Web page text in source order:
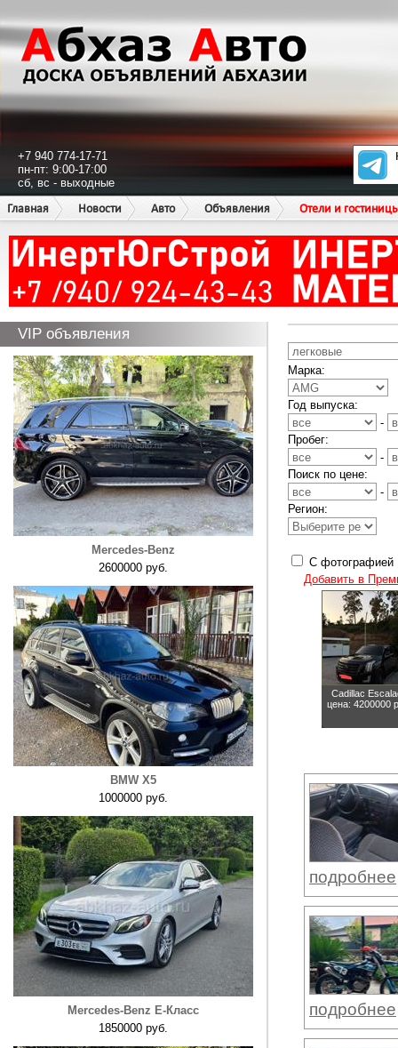
+7 940 774-17-71
пн-пт: 9:00-17:00
сб, вс - выходные
Главная
Новости Авто Объявления Отели и
VIP объявления
Mercedes-Benz
2600000 руб.
BMW X5
1000000 руб.
Mercedes-Benz E-Класс
1850000 руб.
Марка:
Год выпуска:
-
Пробег:
-
Поиск по цене:
-
Регион:
С фотографией
Добавить в
Cadillac
цена: 4200000
подробнее
подробнее